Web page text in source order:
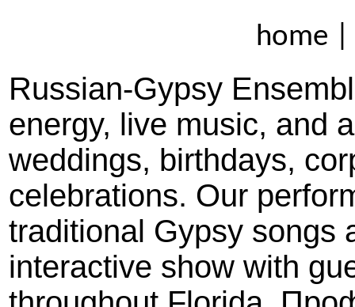
home
Russian-Gypsy
energy, live music, and
weddings, birthdays,
celebrations. Our
traditional Gypsy songs
interactive show with